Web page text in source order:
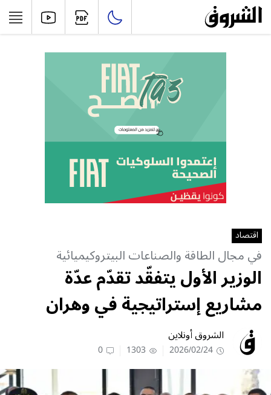
اقتصاد
في مجال الطاقة والصناعات البيتروكيميائية
الوزير الأول يتفقّد تقدّم عدّة
مشاريع إستراتيجية في وهران
الشروق أونلاين
2026/02/24
1303
0